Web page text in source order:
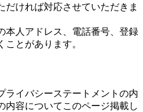
だければ対応させていただきま
本人アドレス、電話番号、登録
とがあります。
ライバシーステートメントの内
内容についてこのページ掲載し